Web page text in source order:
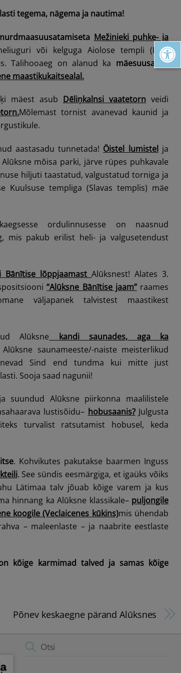
Open toolbar
tegema, nägema ja nautima!
Mežinieki puhke- ja
või kelguga Aiolose templi (Eola
Talihooaeg on alanud ka mäesuusa- ja
maastikukaitsealal.
mäest asub Dēliņkalnsi vaatetorn veidi
Mõlemast tornist avanevad kaunid ja
aastasadu tunnetada! Öistel lumistel ja
mõisa parki, järve rüpes puhkavale
hiljuti taastatud, valgustatud torniga ja
Kuulsuse templiga (Slavas templis) mäe
ordulinnusesse on naasnud
mis pakub erilist heli- ja valgusetendust
Bānītise lõppjaamastAlūksnest! Alates 3.
“Alūksne Bānītise jaam”raames
väljapanek talvistest maastikest
Alūksne kandi saunades, aga ka
saunameeste/-naiste meisterlikud
Sind end tundma kui mitte just
Sooja saad nagunii!
suundud Alūksne piirkonna maalilistele
lustisõidu– hobusaanis?Julgusta
turvalist ratsutamist hobusel, keda
. Kohvikutes pakutakse baarmen Inguss
. See sündis eesmärgiga, et igaüks võiks
Lätimaa talv jõuab kõige varem ja kus
hinnang ka Alūksne klassikale– puljongile
koogile (Veclaicenes kūkins)mis ühendab
– maleenlaste – ja naabrite eestlaste
kõige karmimad talved ja samas kõige
Põnev keskaegne pärand Alūksnes